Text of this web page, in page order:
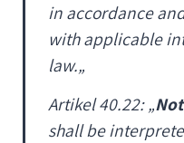
in accordance
with applicable
law.„
Artikel 40.22: „
shall be